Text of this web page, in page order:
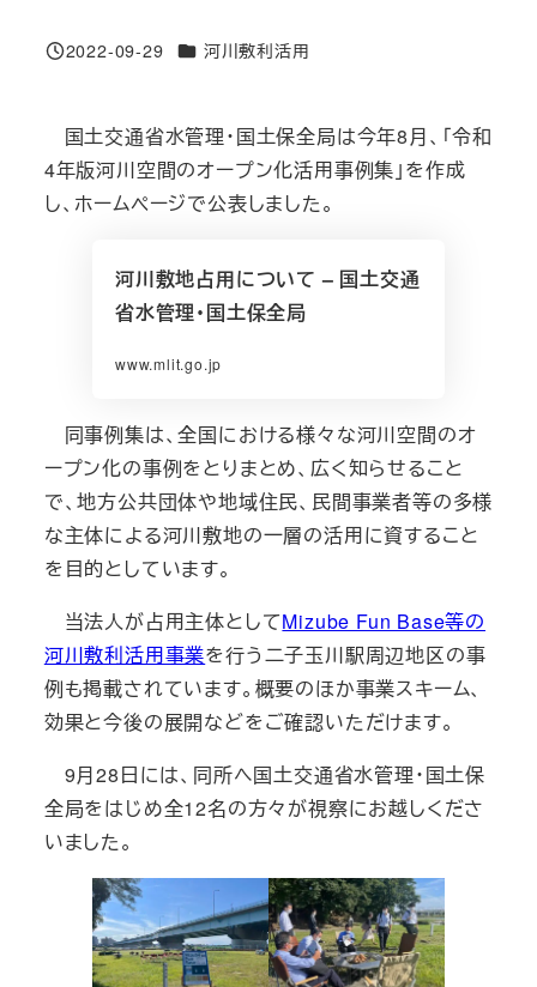
投稿日
2022-09-29 カテゴリー
河川敷利活用
国土交通省水管理・国土保全局は今年8月、「令和
4年版河川空間のオープン化活用事例集」を作成
し、ホームページで公表しました。
河川敷地占用について – 国土交通
省水管理・国土保全局
www.mlit.go.jp
同事例集は、全国における様々な河川空間のオ
ープン化の事例をとりまとめ、広く知らせること
で、地方公共団体や地域住民、民間事業者等の多様
な主体による河川敷地の一層の活用に資すること
を目的としています。
当法人が占用主体としてMizube Fun Base等の
河川敷利活用事業を行う二子玉川駅周辺地区の事
例も掲載されています。概要のほか事業スキーム、
効果と今後の展開などをご確認いただけます。
9月28日には、同所へ国土交通省水管理・国土保
全局をはじめ全12名の方々が視察にお越しくださ
いました。